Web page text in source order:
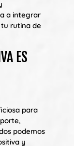
a integrar
rutina de
ES
para
podemos
y